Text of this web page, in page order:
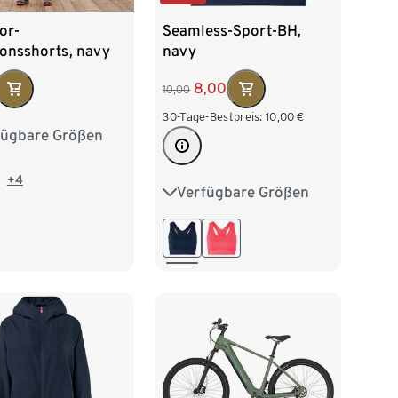
navy
Größen
38 40 42
46
+4
Seamless-Sport-BH,
navy
10,00 8,00
30-Tage-Bestpreis: 10,00 €
Verfügbare Größen
S 36/38 M 40/42
L 44/46